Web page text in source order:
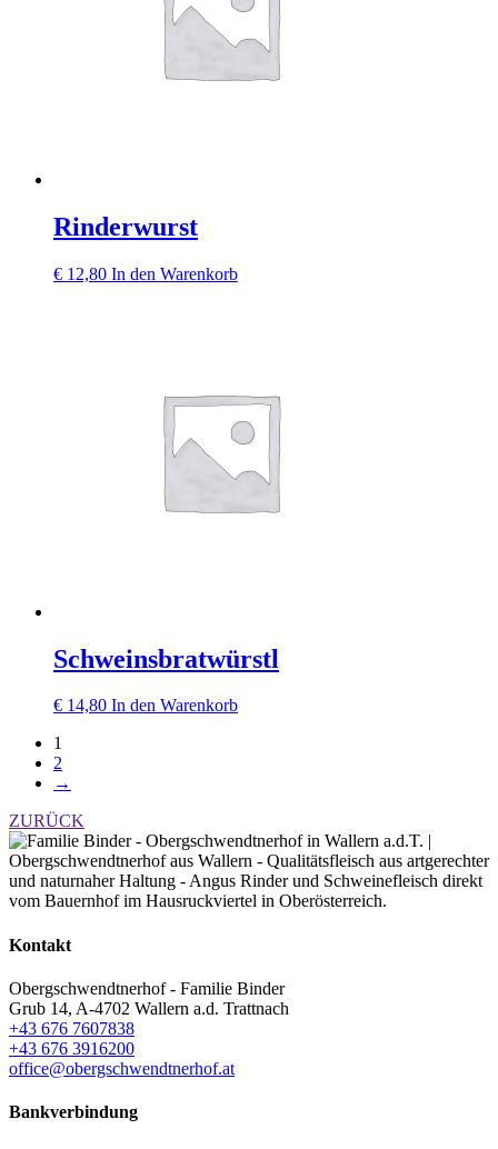
Rinderwurst
€ 12,80 In den Warenkorb
Schweinsbratwürstl
€ 14,80 In den Warenkorb
1
2
→
ZURÜCK
Kontakt
Obergschwendtnerhof - Familie Binder
Grub 14, A-4702 Wallern a.d. Trattnach
+43 676 7607838
+43 676 3916200
office@obergschwendtnerhof.at
Bankverbindung